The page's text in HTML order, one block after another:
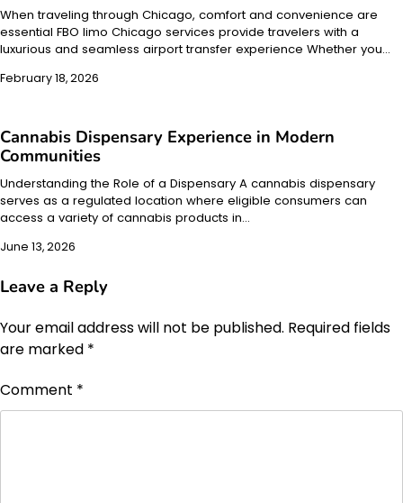
When traveling through Chicago, comfort and convenience are
essential FBO limo Chicago services provide travelers with a
luxurious and seamless airport transfer experience Whether you…
February 18, 2026
Cannabis Dispensary Experience in Modern
Communities
Understanding the Role of a Dispensary A cannabis dispensary
serves as a regulated location where eligible consumers can
access a variety of cannabis products in…
June 13, 2026
Leave a Reply
Your email address will not be published. Required fields
are marked *
Comment *